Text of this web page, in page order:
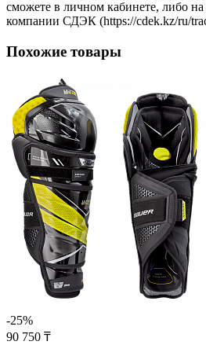
сможете в личном кабинете, либо на
компании СДЭК (https://cdek.kz/ru/
Похожие товары
-25%
90 750 ₸